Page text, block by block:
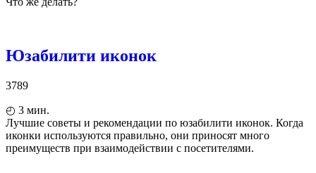
Юзабилити иконок
3789
◴ 3 мин.
Лучшие советы и рекомендации по юзабилити иконок. Когда
иконки используются правильно, они приносят много
преимуществ при взаимодействии с посетителями.